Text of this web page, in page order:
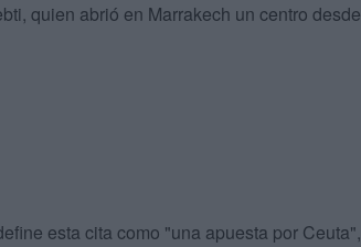
quien abrió en Marrakech un centro
esta cita como "una apuesta por